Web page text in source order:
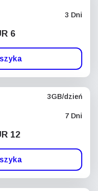
3 Dni
6
3GB/dzień
7 Dni
12